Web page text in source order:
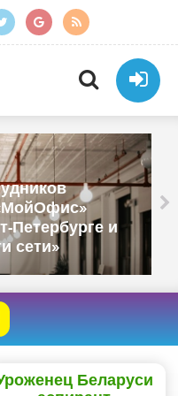
Петербурге и
сети»
Беларуси